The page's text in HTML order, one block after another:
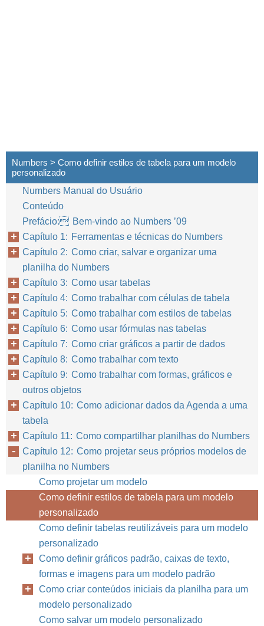
Numbers > Como definir estilos de tabela para um modelo
personalizado
Numbers Manual do Usuário
Conteúdo
Prefácio: Bem-vindo ao Numbers ’09
Capítulo 1: Ferramentas e técnicas do Numbers
Capítulo 2: Como criar, salvar e organizar uma
planilha do Numbers
Capítulo 3: Como usar tabelas
Capítulo 4: Como trabalhar com células de tabela
Capítulo 5: Como trabalhar com estilos de tabelas
Capítulo 6: Como usar fórmulas nas tabelas
Capítulo 7: Como criar gráficos a partir de dados
Capítulo 8: Como trabalhar com texto
Capítulo 9: Como trabalhar com formas, gráficos e
outros objetos
Capítulo 10: Como adicionar dados da Agenda a uma
tabela
Capítulo 11: Como compartilhar planilhas do Numbers
Capítulo 12: Como projetar seus próprios modelos de
planilha no Numbers
Como projetar um modelo
Como definir estilos de tabela para um modelo
personalizado
Como definir tabelas reutilizáveis para um modelo
personalizado
Como definir gráficos padrão, caixas de texto,
formas e imagens para um modelo padrão
Como criar conteúdos iniciais da planilha para um
modelo personalizado
Como salvar um modelo personalizado